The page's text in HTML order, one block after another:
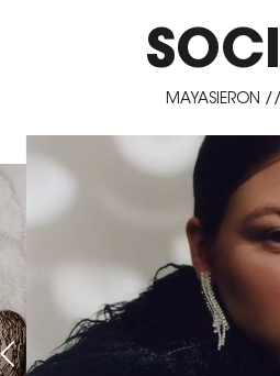
MAYASIERON